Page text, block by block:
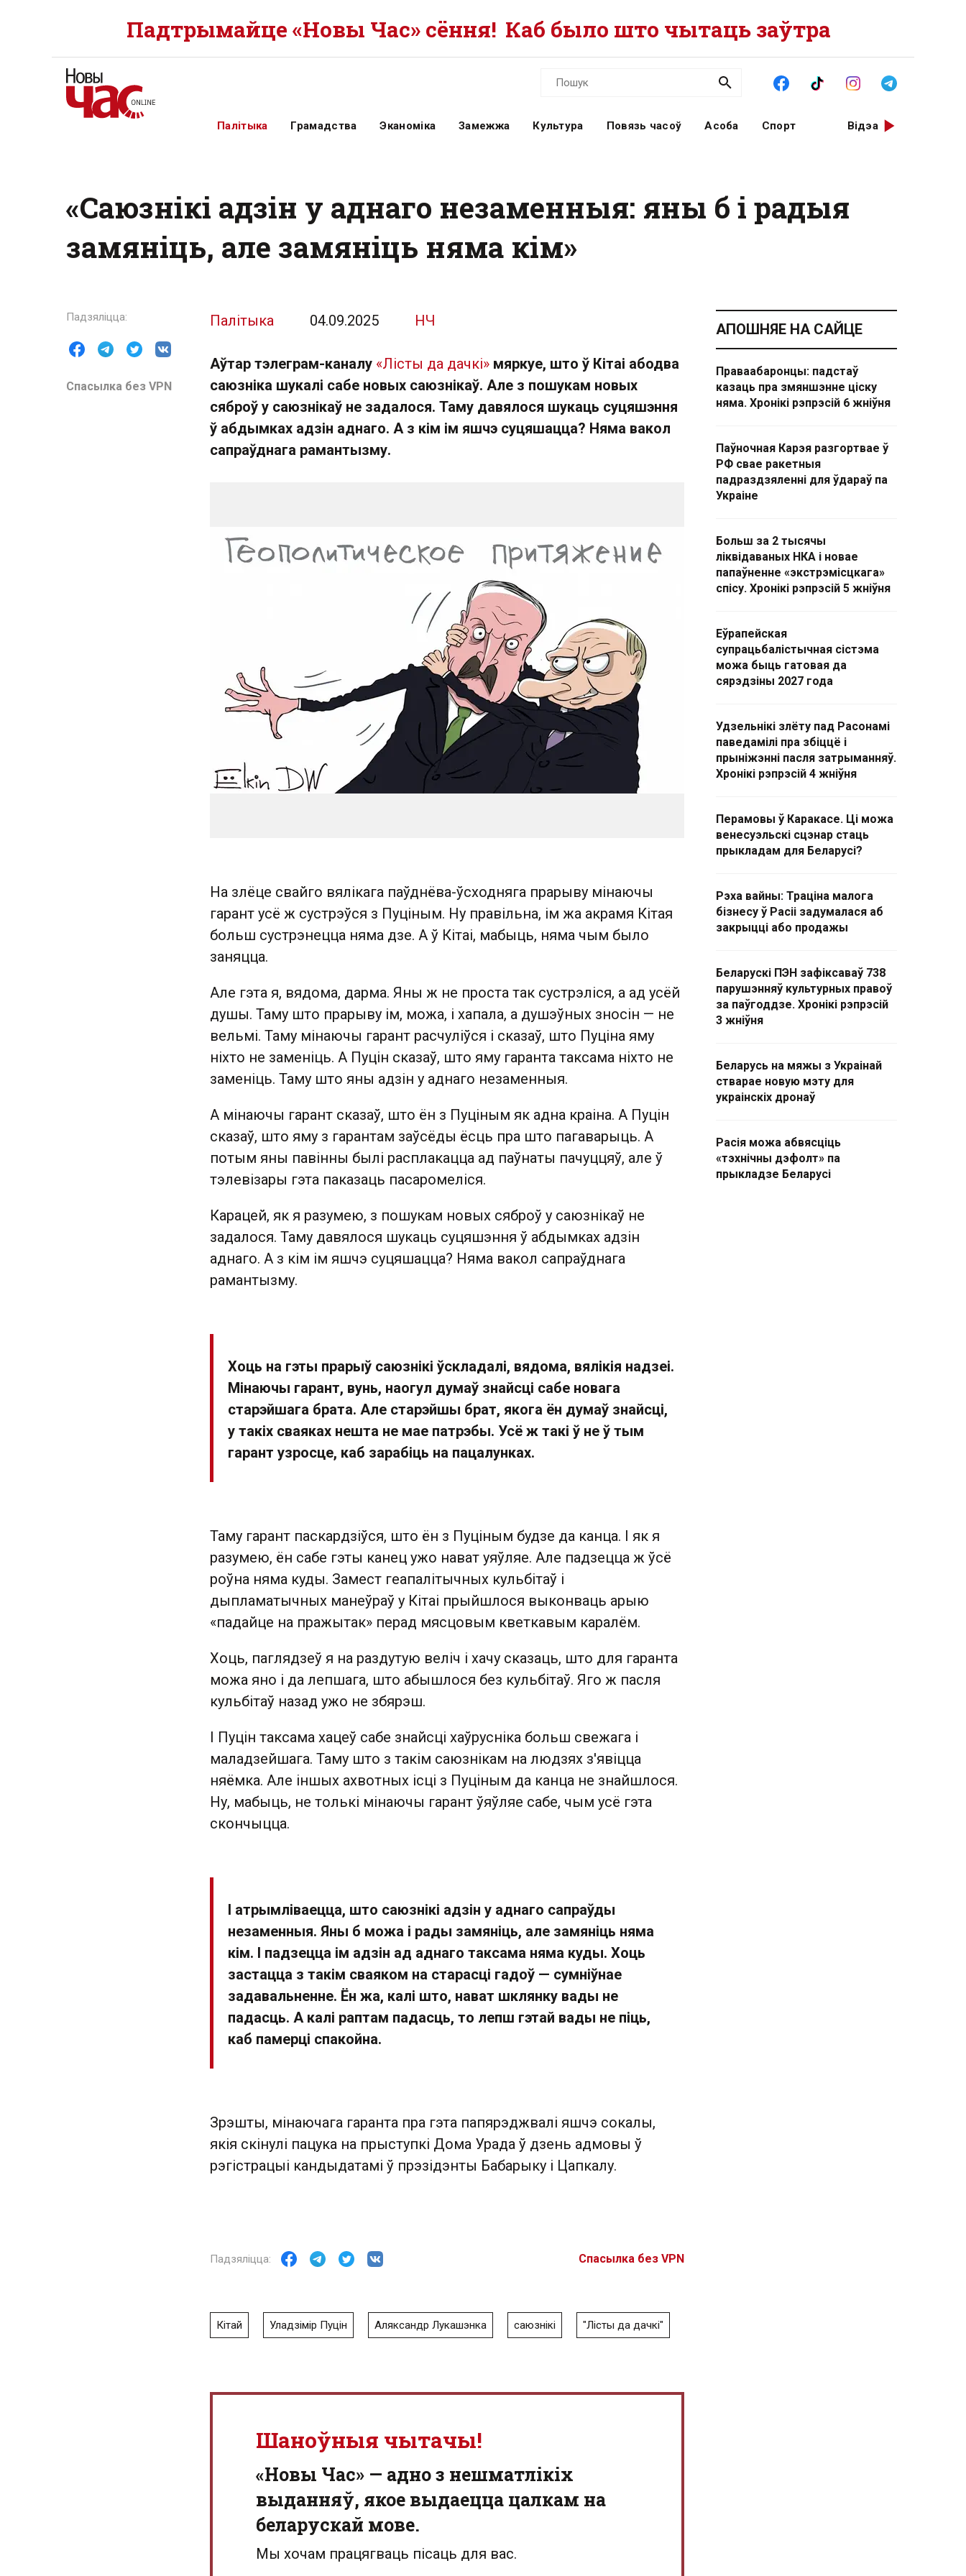
Падтрымайце «Новы Час» сёння! Каб было што чытаць заўтра
Палітыка Грамадства Эканоміка Замежжа Культура Повязь часоў Асоба Спорт Відэа
«Саюзнікі адзін у аднаго незаменныя: яны б і радыя
замяніць, але замяніць няма кім»
Спасылка без VPN
Палітыка 04.09.2025 НЧ
Аўтар тэлеграм-каналу «Лісты да дачкі» мяркуе, што ў Кітаі абодва
саюзніка шукалі сабе новых саюзнікаў. Але з пошукам новых
сяброў у саюзнікаў не задалося. Таму давялося шукаць суцяшэння
ў абдымках адзін аднаго. А з кім ім яшчэ суцяшацца? Няма вакол
сапраўднага рамантызму.
На злёце свайго вялікага паўднёва-ўсходняга прарыву мінаючы
гарант усё ж сустрэўся з Пуціным. Ну правільна, ім жа акрамя Кітая
больш сустрэнецца няма дзе. А ў Кітаі, мабыць, няма чым было
заняцца.
Але гэта я, вядома, дарма. Яны ж не проста так сустрэліся, а ад усёй
душы. Таму што прарыву ім, можа, і хапала, а душэўных зносін — не
вельмі. Таму мінаючы гарант расчуліўся і сказаў, што Пуціна яму
ніхто не заменіць. А Пуцін сказаў, што яму гаранта таксама ніхто не
заменіць. Таму што яны адзін у аднаго незаменныя.
А мінаючы гарант сказаў, што ён з Пуціным як адна краіна. А Пуцін
сказаў, што яму з гарантам заўсёды ёсць пра што пагаварыць. А
потым яны павінны былі расплакацца ад паўнаты пачуццяў, але ў
тэлевізары гэта паказаць пасаромеліся.
Карацей, як я разумею, з пошукам новых сяброў у саюзнікаў не
задалося. Таму давялося шукаць суцяшэння ў абдымках адзін
аднаго. А з кім ім яшчэ суцяшацца? Няма вакол сапраўднага
рамантызму.
Хоць на гэты прарыў саюзнікі ўскладалі, вядома, вялікія надзеі.
Мінаючы гарант, вунь, наогул думаў знайсці сабе новага
старэйшага брата. Але старэйшы брат, якога ён думаў знайсці,
у такіх сваяках нешта не мае патрэбы. Усё ж такі ў не ў тым
гарант узросце, каб зарабіць на пацалунках.
Таму гарант паскардзіўся, што ён з Пуціным будзе да канца. І як я
разумею, ён сабе гэты канец ужо нават уяўляе. Але падзецца ж ўсё
роўна няма куды. Замест геапалітычных кульбітаў і
дыпламатычных манеўраў у Кітаі прыйшлося выконваць арыю
«падайце на пражытак» перад мясцовым кветкавым каралём.
Хоць, паглядзеў я на раздутую веліч і хачу сказаць, што для гаранта
можа яно і да лепшага, што абышлося без кульбітаў. Яго ж пасля
кульбітаў назад ужо не збярэш.
І Пуцін таксама хацеў сабе знайсці хаўрусніка больш свежага і
маладзейшага. Таму што з такім саюзнікам на людзях з'явіцца
няёмка. Але іншых ахвотных ісці з Пуціным да канца не знайшлося.
Ну, мабыць, не толькі мінаючы гарант ўяўляе сабе, чым усё гэта
скончыцца.
І атрымліваецца, што саюзнікі адзін у аднаго сапраўды
незаменныя. Яны б можа і рады замяніць, але замяніць няма
кім. І падзецца ім адзін ад аднаго таксама няма куды. Хоць
застацца з такім сваяком на старасці гадоў — сумніўнае
задавальненне. Ён жа, калі што, нават шклянку вады не
падасць. А калі раптам падасць, то лепш гэтай вады не піць,
каб памерці спакойна.
Зрэшты, мінаючага гаранта пра гэта папярэджвалі яшчэ сокалы,
якія скінулі пацука на прыступкі Дома Урада ў дзень адмовы ў
рэгістрацыі кандыдатамі ў прэзідэнты Бабарыку і Цапкалу.
Спасылка без VPN
Кітай Уладзімір Пуцін Аляксандр Лукашэнка саюзнікі "Лісты да дачкі"
Шаноўныя чытачы!
«Новы Час» — адно з нешматлікіх
выданняў, якое выдаецца цалкам на
беларускай мове.
Мы хочам працягваць пісаць для вас.
АПОШНЯЕ НА САЙЦЕ
Праваабаронцы: падстаў
казаць пра змяншэнне ціску
няма. Хронікі рэпрэсій 6 жніўня
Паўночная Карэя разгортвае ў
РФ свае ракетныя
падраздзяленні для ўдараў па
Украіне
Больш за 2 тысячы
ліквідаваных НКА і новае
папаўненне «экстрэмісцкага»
спісу. Хронікі рэпрэсій 5 жніўня
Еўрапейская
супрацьбалістычная сістэма
можа быць гатовая да
сярэдзіны 2027 года
Удзельнікі злёту пад Расонамі
паведамілі пра збіццё і
прыніжэнні пасля затрыманняў.
Хронікі рэпрэсій 4 жніўня
Перамовы ў Каракасе. Ці можа
венесуэльскі сцэнар стаць
прыкладам для Беларусі?
Рэха вайны: Траціна малога
бізнесу ў Расіі задумалася аб
закрыцці або продажы
Беларускі ПЭН зафіксаваў 738
парушэнняў культурных правоў
за паўгоддзе. Хронікі рэпрэсій
3 жніўня
Беларусь на мяжы з Украінай
стварае новую мэту для
украінскіх дронаў
Расія можа абвясціць
«тэхнічны дэфолт» па
прыкладзе Беларусі